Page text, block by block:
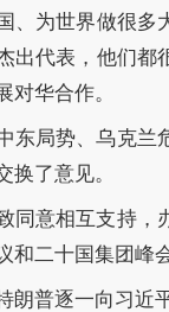
、为世界做很多
出代表，他们都
对华合作。
东局势、乌克兰
换了意见。
同意相互支持，
和二十国集团峰会
朗普逐一向习近